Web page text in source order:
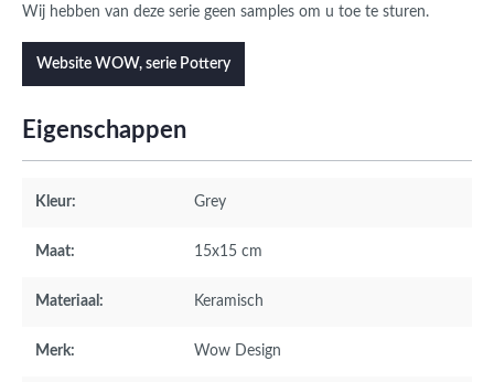
Wij hebben van deze serie geen samples om u toe te sturen.
Website WOW, serie Pottery
Eigenschappen
Kleur: Grey
Maat: 15x15 cm
Materiaal: Keramisch
Merk: Wow Design